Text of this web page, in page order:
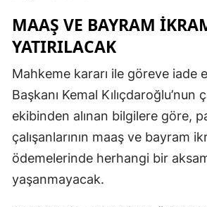
MAAŞ VE BAYRAM
YATIRILACAK
Mahkeme kararı ile göreve iade
Başkanı Kemal Kılıçdaroğlu’nun
ekibinden alınan bilgilere göre,
çalışanlarının maaş ve bayram
ödemelerinde herhangi bir
yaşanmayacak.